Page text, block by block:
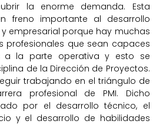
la enorme demanda. Esta
freno importante al desarrollo
empresarial porque hay muchas
profesionales que sean capaces
a la parte operativa y esto se
de la Dirección de Proyectos.
trabajando en el triángulo de
profesional de PMI. Dicho
por el desarrollo técnico, el
y el desarrollo de habilidades